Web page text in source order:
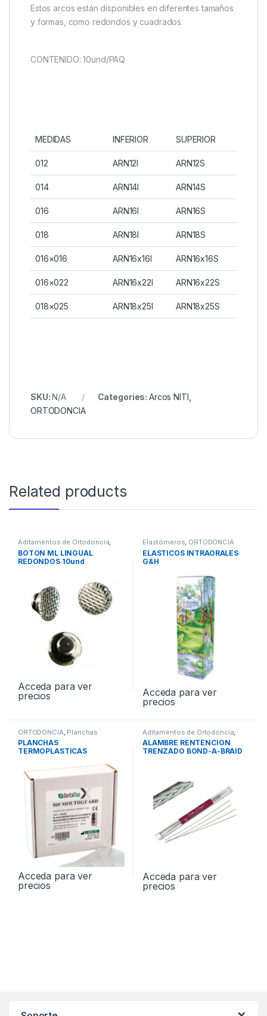
Estos arcos están disponibles en diferentes tamaños
y formas, como redondos y cuadrados.
CONTENIDO: 10und/PAQ
MEDIDAS INFERIOR SUPERIOR
012 ARN12I ARN12S
014 ARN14I ARN14S
016 ARN16I ARN16S
018 ARN18I ARN18S
016×016 ARN16x16I ARN16x16S
016×022 ARN16x22I ARN16x22S
018×025 ARN18x25I ARN18x25S
SKU:N/A Categories: Arcos NITI
ORTODONCIA
Related products
Aditamentos de Ortodoncia
BOTON ML LINGUAL
REDONDOS 10und
Acceda para ver
precios
Elastómeros ORTODONCIA
ELASTICOS INTRAORALES
G&H
Acceda para ver
precios
ORTODONCIA Planchas
Termoplásticas
PLANCHAS
TERMOPLASTICAS
Acceda para ver
precios
Aditamentos de Ortodoncia
ORTODONCIA
ALAMBRE RENTENCION
TRENZADO BOND-A-BRAID
Acceda para ver
precios